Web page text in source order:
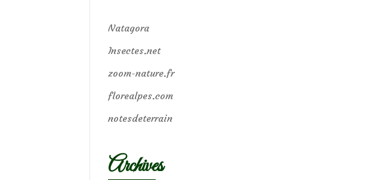
Natagora
Insectes.net
zoom-nature.fr
florealpes.com
notesdeterrain
Archives